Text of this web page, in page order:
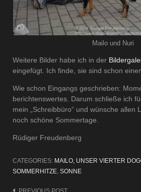
Mailo und Nuri
Weitere Bilder habe ich in der
eingefügt. Ich finde, sie sind schon
Wie schon Eingangs geschrieben:
berichtenswertes. Darum schließe ich
mein „Schreibbüro“ und wünsche allen
noch schöne Sommertage.
Rüdiger Freudenberg
CATEGORIES: MAILO, UNSER VIERTER
SOMMERHITZE, SONNE